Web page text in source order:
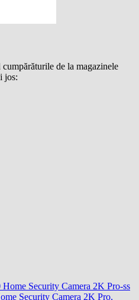
de la magazinele
jos:
Security Camera 2K Pro,